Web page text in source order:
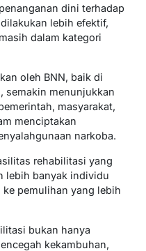
dini terhadap
lebih efektif,
dalam kategori
oleh BNN, baik di
semakin menunjukkan
masyarakat,
menciptakan
narkoba.
rehabilitasi yang
lebih banyak individu
pemulihan yang lebih
bukan hanya
kekambuhan,